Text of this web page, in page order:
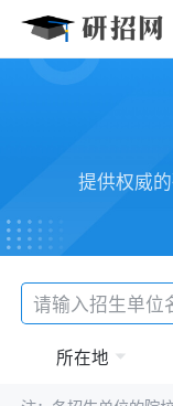
提供权威
所在地